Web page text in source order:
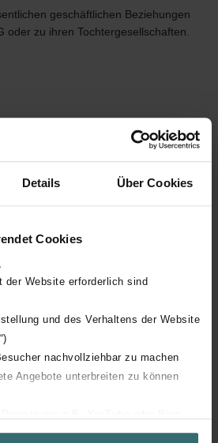
Details Über Cookies
Cookies
Website erforderlich sind
und des Verhaltens der Website
nachvollziehbar zu machen
Angebote unterbreiten zu können
geschäftlichen Beziehungen
oder zu ihren Tochtergesellschaften.
und Interessenbindungen
Services GmbH
der PEKTOPROP AG (CH)
der Kärcher SE (DE)